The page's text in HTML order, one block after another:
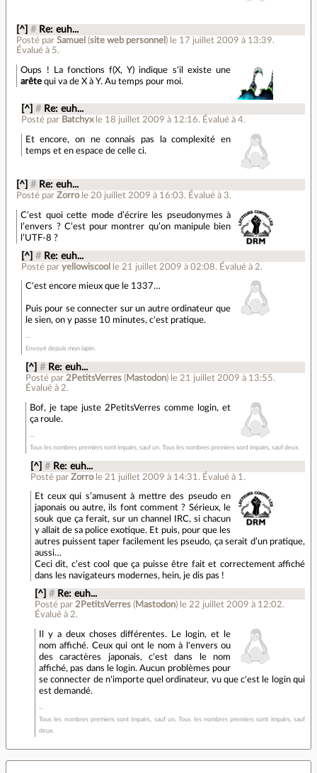
[^] # Re: euh...
Posté parSamuel (site web personnel ) le 17 juillet 2009 à 13:39.
Évalué à 5.
Oups ! La fonctions f(X, Y) indique s'il existe une
arête qui va de X à Y. Au temps pour moi.
[^] # Re: euh...
Posté par Batchyx le 18 juillet 2009 à 12:16. Évalué à 4.
Et encore, on ne connais pas la complexité en
temps et en espace de celle ci.
[^] # Re: euh...
Posté parZorro le 20 juillet 2009 à 16:03. Évalué à 3.
C’est quoi cette mode d’écrire les pseudonymes à
l’envers ? C’est pour montrer qu’on manipule bien
l’UTF-8 ?
[^] # Re: euh...
Posté par yellowiscool le 21 juillet 2009 à 02:08. Évalué à 2.
C'est encore mieux que le 1337…
Puis pour se connecter sur un autre ordinateur que
le sien, on y passe 10 minutes, c'est pratique.
Envoyé depuis mon lapin.
[^] # Re: euh...
Posté par 2PetitsVerres ( Mastodon) le 21 juillet 2009 à 13:55.
Évalué à 2.
Bof, je tape juste 2PetitsVerres comme login, et
ça roule.
Tous les nombres premiers sont impairs, sauf un. Tous les nombres premiers sont impairs, sauf deux.
[^] # Re: euh...
Posté par Zorro le 21 juillet 2009 à 14:31 . Évalué à 1 .
Et ceux qui s’amusent à mettre des pseudo en
japonais ou autre, ils font comment ? Sérieux, le
souk que ça ferait, sur un channel IRC, si chacun
y allait de sa police exotique. Et puis, pour que les
autres puissent taper facilement les pseudo, ça serait d’un pratique,
aussi…
Ceci dit, c’est cool que ça puisse être fait et correctement affiché
dans les navigateurs modernes, hein, je dis pas !
[^] # Re: euh...
Posté par 2PetitsVerres(Mastodon) le 22 juillet 2009 à 12:02.
Évalué à 2.
Il y a deux choses différentes. Le login, et le
nom affiché. Ceux qui ont le nom à l'envers ou
des caractères japonais, c'est dans le nom
affiché, pas dans le login. Aucun problèmes pour
se connecter de n'importe quel ordinateur, vu que c'est le login qui
est demandé.
Tous les nombres premiers sont impairs, sauf un. Tous les nombres premiers sont impairs, sauf
deux.